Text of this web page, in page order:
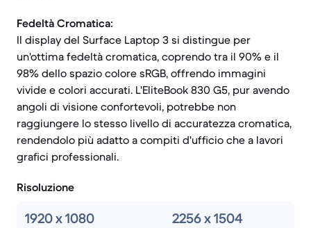
Fedeltà Cromatica:
Il display del Surface Laptop 3 si distingue per
un'ottima fedeltà cromatica, coprendo tra il 90% e il
98% dello spazio colore sRGB, offrendo immagini
vivide e colori accurati. L'EliteBook 830 G5, pur avendo
angoli di visione confortevoli, potrebbe non
raggiungere lo stesso livello di accuratezza cromatica,
rendendolo più adatto a compiti d'ufficio che a lavori
grafici professionali.
Risoluzione
1920 x 1080 2256 x 1504